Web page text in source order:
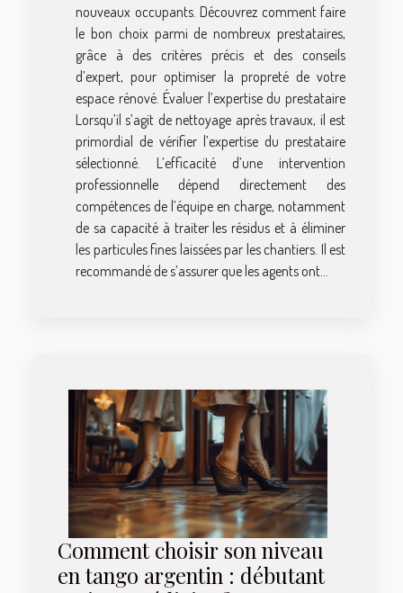
nouveaux occupants. Découvrez comment faire
le bon choix parmi de nombreux prestataires,
grâce à des critères précis et des conseils
d’expert, pour optimiser la propreté de votre
espace rénové. Évaluer l’expertise du prestataire
Lorsqu’il s’agit de nettoyage après travaux, il est
primordial de vérifier l’expertise du prestataire
sélectionné. L’efficacité d’une intervention
professionnelle dépend directement des
compétences de l’équipe en charge, notamment
de sa capacité à traiter les résidus et à éliminer
les particules fines laissées par les chantiers. Il est
recommandé de s’assurer que les agents ont...
Comment choisir son niveau
en tango argentin : débutant